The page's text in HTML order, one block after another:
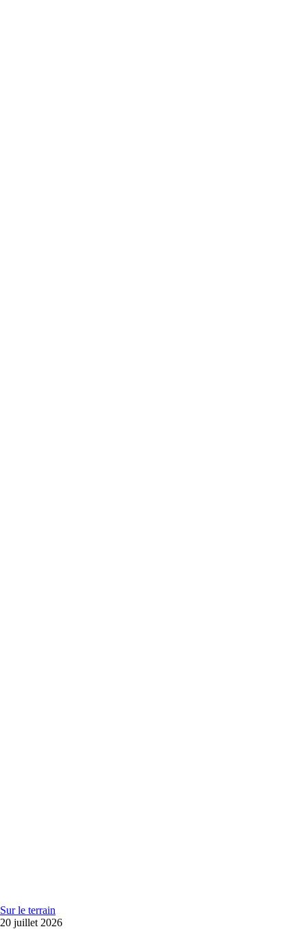
Sur le terrain
20 juillet 2026